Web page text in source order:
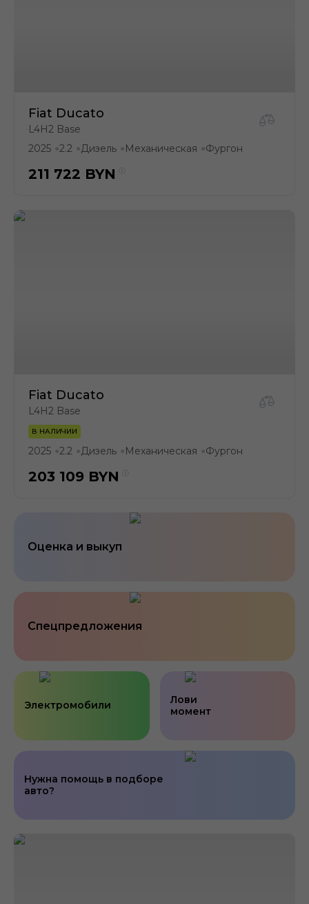
Fiat Ducato
L4H2 Base
2025 ●2.2 ●Дизель ● Механическая ●Фургон
211 722 BYN
Fiat Ducato
L4H2 Base
В НАЛИЧИИ
2025 ●2.2 ●Дизель ● Механическая ●Фургон
203 109 BYN
Оценка и выкуп
Спецпредложения
Нужна помощь в подборе
авто?
Электромобили
Лови
момент